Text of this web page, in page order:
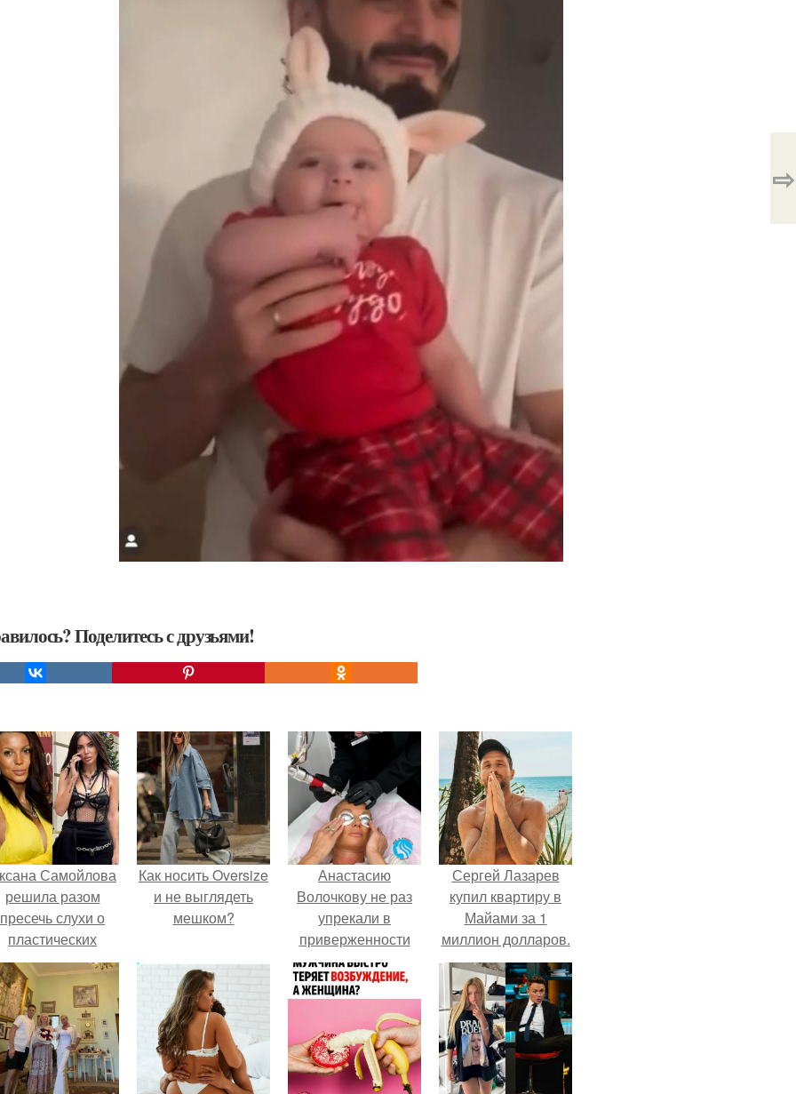
Поделитесь с друзьями!
⇨
Самойлова
решила разом
пресечь слухи о
пластических
операциях и
публично
прояснила
ситуацию.
Как носить Oversize
и не выглядеть
мешком?
Анастасию
Волочкову не раз
упрекали в
приверженности
устаревшим бьюти -
процедурам.
Сергей Лазарев
купил квартиру в
Майами за 1
миллион долларов.